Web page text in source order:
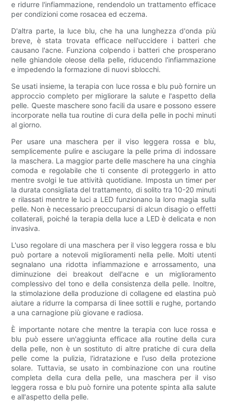
e ridurre l'infiammazione, rendendolo un trattamento efficace
per condizioni come rosacea ed eczema.
D'altra parte, la luce blu, che ha una lunghezza d'onda più
breve, è stata trovata efficace nell'uccidere i batteri che
causano l'acne. Funziona colpendo i batteri che prosperano
nelle ghiandole oleose della pelle, riducendo l'infiammazione
e impedendo la formazione di nuovi sblocchi.
Se usati insieme, la terapia con luce rossa e blu può fornire un
approccio completo per migliorare la salute e l'aspetto della
pelle. Queste maschere sono facili da usare e possono essere
incorporate nella tua routine di cura della pelle in pochi minuti
al giorno.
Per usare una maschera per il viso leggera rossa e blu,
semplicemente pulire e asciugare la pelle prima di indossare
la maschera. La maggior parte delle maschere ha una cinghia
comoda e regolabile che ti consente di proteggerlo in atto
mentre svolgi le tue attività quotidiane. Imposta un timer per
la durata consigliata del trattamento, di solito tra 10-20 minuti
e rilassati mentre le luci a LED funzionano la loro magia sulla
pelle. Non è necessario preoccuparsi di alcun disagio o effetti
collaterali, poiché la terapia della luce a LED è delicata e non
invasiva.
L'uso regolare di una maschera per il viso leggera rossa e blu
può portare a notevoli miglioramenti nella pelle. Molti utenti
segnalano una ridotta infiammazione e arrossamento, una
diminuzione dei breakout dell'acne e un miglioramento
complessivo del tono e della consistenza della pelle. Inoltre,
la stimolazione della produzione di collagene ed elastina può
aiutare a ridurre la comparsa di linee sottili e rughe, portando
a una carnagione più giovane e radiosa.
È importante notare che mentre la terapia con luce rossa e
blu può essere un'aggiunta efficace alla routine della cura
della pelle, non è un sostituto di altre pratiche di cura della
pelle come la pulizia, l'idratazione e l'uso della protezione
solare. Tuttavia, se usato in combinazione con una routine
completa della cura della pelle, una maschera per il viso
leggera rossa e blu può fornire una potente spinta alla salute
e all'aspetto della pelle.